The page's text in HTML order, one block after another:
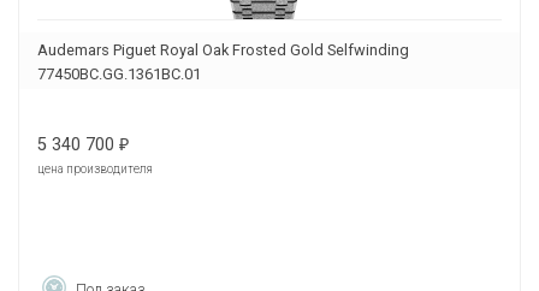
Audemars Piguet Royal Oak Frosted Gold Selfwinding
77450BC.GG.1361BC.01
5 340 700 ₽
цена производителя